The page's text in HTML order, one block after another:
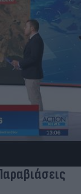
μεγάλες
ελέγχους